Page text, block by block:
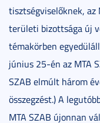
tisztségviselőknek,
területi bizottsága új
témakörben
június 25-én az MTA
SZAB elmúlt három
összegzést.) A
MTA SZAB újonnan